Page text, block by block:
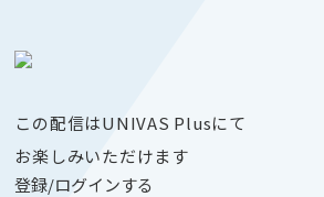
この配信はUNIVAS Plusにて
お楽しみいただけます
登録/ログインする